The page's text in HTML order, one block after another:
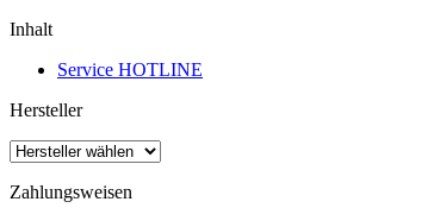
Inhalt
Service HOTLINE
Hersteller
Zahlungsweisen